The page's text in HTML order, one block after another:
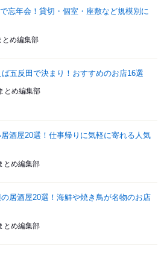
忘年会！貸切・個室・座敷など規模別に
とめ編集部
五反田で決まり！おすすめのお店16選
とめ編集部
酒屋20選！仕事帰りに気軽に寄れる人気
とめ編集部
居酒屋20選！海鮮や焼き鳥が名物のお店
とめ編集部